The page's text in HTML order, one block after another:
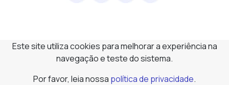
Este site utiliza cookies para melhorar a experiência na
navegação e teste do sistema.
Por favor, leia nossa política de privacidade.